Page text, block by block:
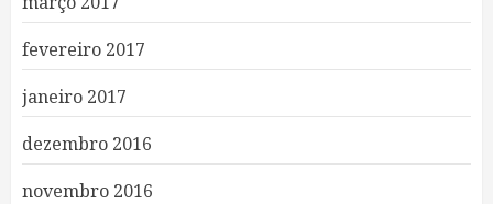
fevereiro 2017
janeiro 2017
dezembro 2016
novembro 2016